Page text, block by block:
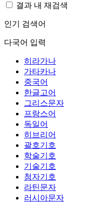
결과 내 재검색
인기 검색어
다국어 입력
히라가나
가타카나
중국어
한글고어
그리스문자
프랑스어
독일어
히브리어
괄호기호
학술기호
기술기호
첨자기호
라틴문자
러시아문자